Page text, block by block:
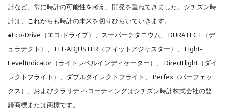
計など、常に時計の可能性を考え、開発を重ねてきました。シチズン時
計は、これからも時計の未来を切りひらいていきます。
●Eco-Drive（エコ‧ドライブ）、スーパーチタニウム、 DURATECT（デ
ュラテクト）、 FIT-ADJUSTER（フィットアジャスター）、 Light-
LevelIndicator（ライトレベルインディケーター）、 DirectFlight（ダイ
レクトフライト）、ダブルダイレクトフライト、 Perfex（パーフェッ
クス）、およびクラリティ‧コーティングはシチズン時計株式会社の登
録商標または商標です。